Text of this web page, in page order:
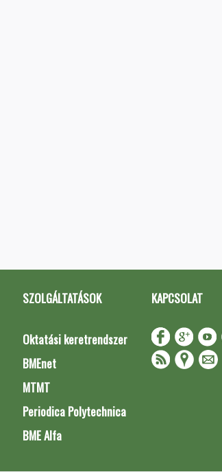
SZOLGÁLTATÁSOK
Oktatási keretrendszer
BMEnet
MTMT
Periodica Polytechnica
BME Alfa
KAPCSOLAT